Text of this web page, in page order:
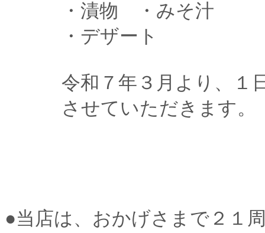
・漬物 ・みそ汁
・デザート
令和７年３月より、１日
させていただきます。
●当店は、おかげさまで２１